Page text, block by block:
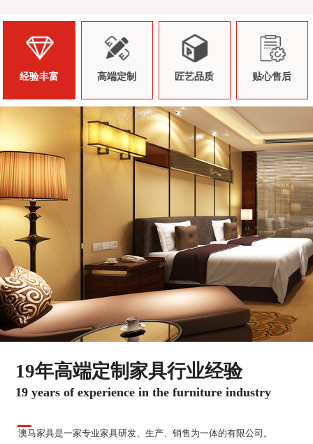
经验丰富 高端定制 匠艺品质 贴心售后
19年高端定制家具行业经验
19 years of experience in the furniture industry
澳马家具是一家专业家具研发、生产、销售为一体的有限公司。